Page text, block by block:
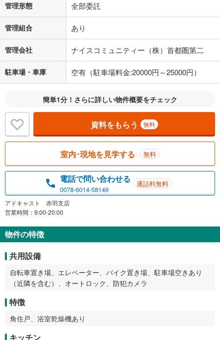
管理形態 全部委託
管理組合 あり
管理会社 ナイスコミュニティー（株）首都圏第二
駐車場・車庫 空有（駐車場料金:20000円～25000円）
簡単1分！さらに詳しい物件概要をチェック
資料をもらう 無料
室内･現地を見学する 無料
電話で問い合わせる
0078-6014-58149
通話料無料
アドキャスト 赤羽支店
営業時間：9:00-20:00
物件の特徴
共用設備
自転車置き場、エレベーター、バイク置き場、駐車場空きあり
（近隣を含む）、オートロック、防犯カメラ
特徴
角住戸、浴室乾燥機あり
キッチン